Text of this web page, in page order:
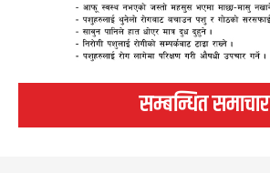
सम्बन्धित समाचार